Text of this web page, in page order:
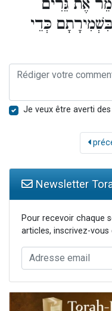
אֶת גֵּרִים
כְּדֵי
Je veux être averti
Newsletter
Pour recevoir chaque
articles, inscrivez-vous